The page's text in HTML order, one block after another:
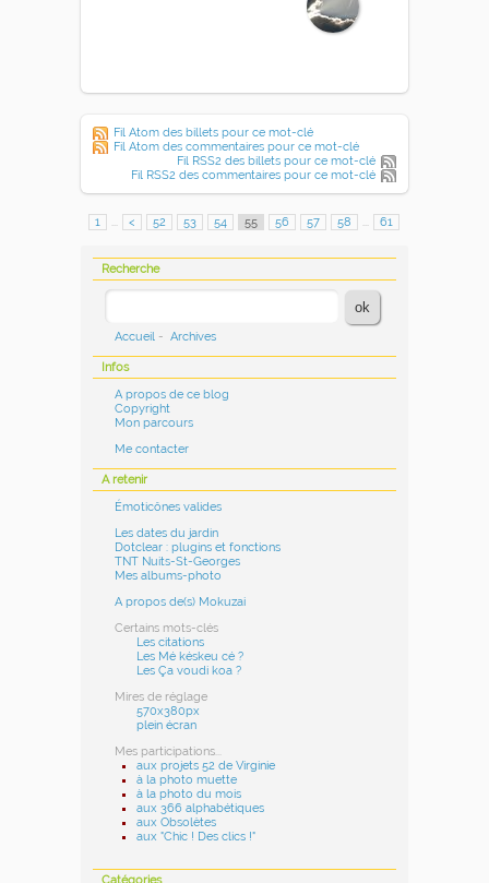
Fil Atom des billets pour ce mot-clé
Fil Atom des commentaires pour ce mot-clé
Fil RSS2 des billets pour ce mot-clé
Fil RSS2 des commentaires pour ce mot-clé
1 ... < 52 53 54 55 56 57 58 ... 61
Recherche
Accueil - Archives
Infos
A propos de ce blog
Copyright
Mon parcours
Me contacter
A retenir
Émoticônes valides
Les dates du jardin
Dotclear : plugins et fonctions
TNT Nuits-St-Georges
Mes albums-photo
A propos de(s) Mokuzai
Certains mots-clés
Les citations
Les Mé késkeu cé ?
Les Ça voudi koa ?
Mires de réglage
570x380px
plein écran
Mes participations...
aux projets 52 de Virginie
à la photo muette
à la photo du mois
aux 366 alphabétiques
aux Obsolètes
aux "Chic ! Des clics !"
Catégories